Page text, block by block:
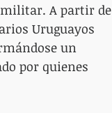
A partir de
Uruguayos
un
por quienes